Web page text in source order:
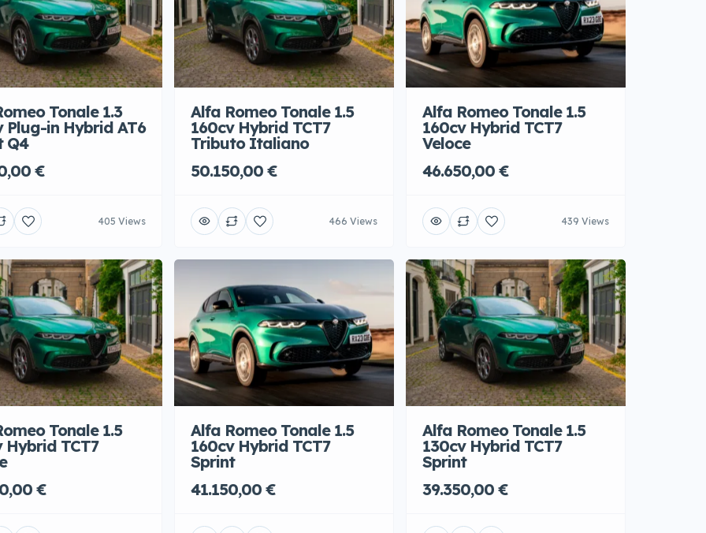
Tonale 1.3
Plug-in Hybrid AT6
Q4
€
405 Views
Alfa Romeo Tonale 1.5
160cv Hybrid TCT7
Tributo Italiano
50.150,00 €
466 Views
Alfa Romeo Tonale 1.5
160cv Hybrid TCT7
Veloce
46.650,00 €
439 Views
Tonale 1.5
Hybrid TCT7
€
Alfa Romeo Tonale 1.5
160cv Hybrid TCT7
Sprint
41.150,00 €
Alfa Romeo Tonale 1.5
130cv Hybrid TCT7
Sprint
39.350,00 €